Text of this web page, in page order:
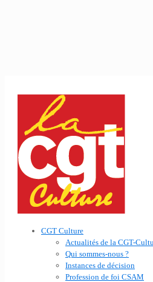
CGT Culture
Actualités de la CGT-
Qui sommes-nous ?
Instances de décision
Profession de foi CSAM